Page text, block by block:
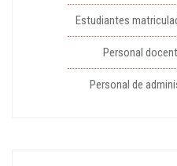
Estudiantes
Personal
Personal de